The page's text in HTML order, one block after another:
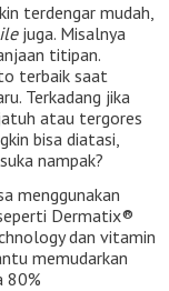
terdengar mudah,
juga. Misalnya
titipan.
terbaik saat
Terkadang jika
atau tergores
bisa diatasi,
nampak?
menggunakan
Dermatix®
dan vitamin
memudarkan
80%